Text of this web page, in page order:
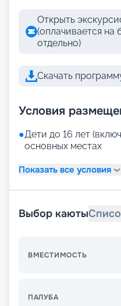
Открыть
(оплачивается на
отдельно)
Скачать
Условия
●Дети до 16 лет
основных местах
Показать все условия
Выбор каюты
ВМЕСТИМОСТЬ
ПАЛУБА